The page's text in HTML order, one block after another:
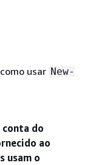
usar New-
conta do
ao
usam o